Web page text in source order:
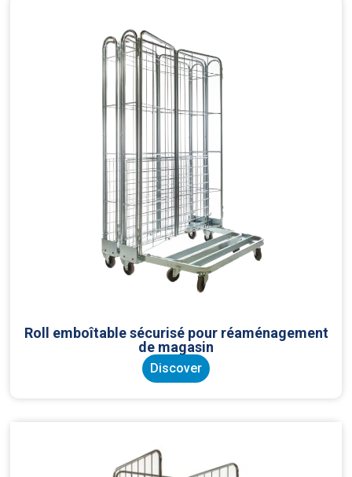
Roll emboîtable sécurisé pour réaménagement
de magasin
Discover